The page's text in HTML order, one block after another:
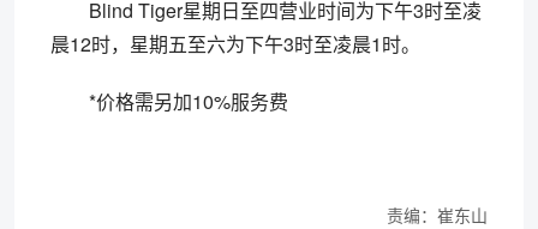
Blind Tiger星期日至四营业时间为下午3时至凌
晨12时，星期五至六为下午3时至凌晨1时。
*价格需另加10%服务费
责编：崔东山